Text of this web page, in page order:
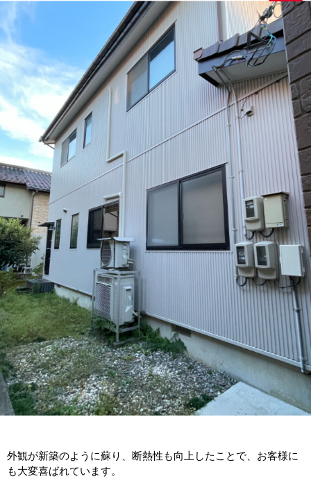
外観が新築のように蘇り、断熱性も向上したことで、お客様に
も大変喜ばれています。